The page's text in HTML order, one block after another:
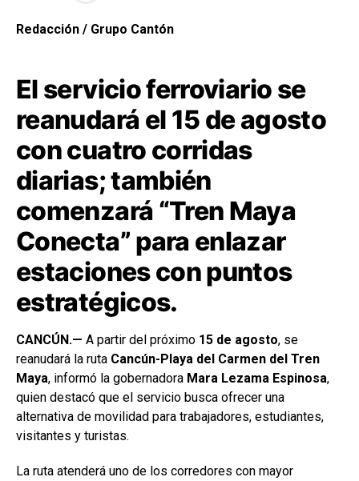
Redacción / Grupo Cantón
El servicio ferroviario se
reanudará el 15 de agosto
con cuatro corridas
diarias; también
comenzará “Tren Maya
Conecta” para enlazar
estaciones con puntos
estratégicos.
CANCÚN.— A partir del próximo 15 de agosto, se
reanudará la ruta Cancún-Playa del Carmen del Tren
Maya, informó la gobernadora Mara Lezama Espinosa,
quien destacó que el servicio busca ofrecer una
alternativa de movilidad para trabajadores, estudiantes,
visitantes y turistas.
La ruta atenderá uno de los corredores con mayor